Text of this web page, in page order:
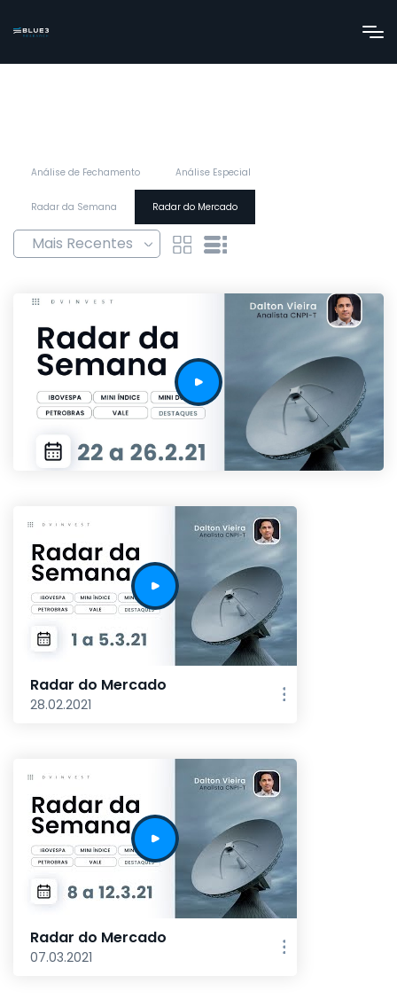
Análise de Fechamento Análise Especial
Radar da Semana Radar do Mercado
Radar do Mercado
28.02.2021
Radar do Mercado
07.03.2021